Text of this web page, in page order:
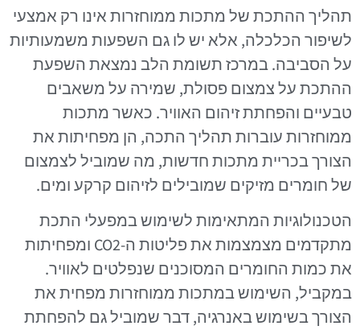
תהליך ההתכת של מתכות ממוחזרות אינו רק אמצעי
לשיפור הכלכלה, אלא יש לו גם השפעות משמעותיות
על הסביבה. במרכז תשומת הלב נמצאת השפעת
ההתכת על צמצום פסולת, שמירה על משאבים
טבעיים והפחתת זיהום האוויר. כאשר מתכות
ממוחזרות עוברות תהליך התכה, הן מפחיתות את
הצורך בכריית מתכות חדשות, מה שמוביל לצמצום
של חומרים מזיקים שמובילים לזיהום קרקע ומים.
הטכנולוגיות המתאימות לשימוש במפעלי התכת
מתקדמים מצמצמות את פליטות ה-CO2 ומפחיתות
את כמות החומרים המסוכנים שנפלטים לאוויר.
במקביל, השימוש במתכות ממוחזרות מפחית את
הצורך בשימוש באנרגיה, דבר שמוביל גם להפחתת